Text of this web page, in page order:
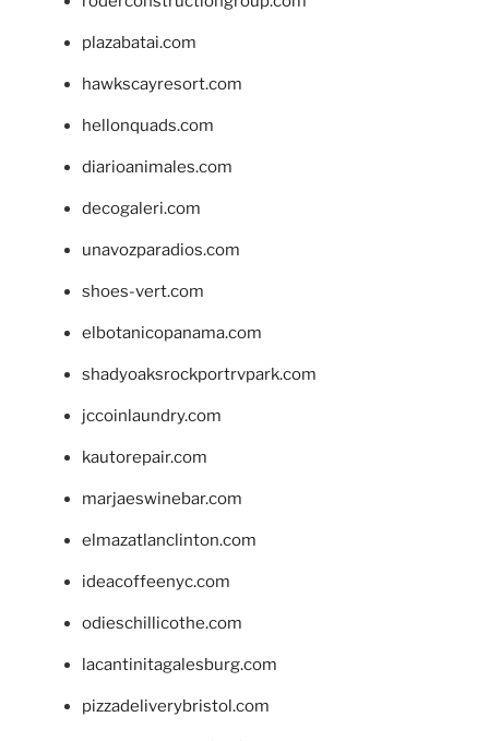
plazabatai.com
hawkscayresort.com
hellonquads.com
diarioanimales.com
decogaleri.com
unavozparadios.com
shoes-vert.com
elbotanicopanama.com
shadyoaksrockportrvpark.com
jccoinlaundry.com
kautorepair.com
marjaeswinebar.com
elmazatlanclinton.com
ideacoffeenyc.com
odieschillicothe.com
lacantinitagalesburg.com
pizzadeliverybristol.com